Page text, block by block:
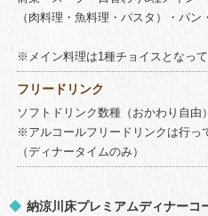
（肉料理・魚料理・パスタ）・パン
※メイン料理は1種チョイスとなっ
フリードリンク
ソフトドリンク数種（おかわり自由）
※アルコールフリードリンクは行っ
（ディナータイムのみ）
納涼川床プレミアムディナーコ